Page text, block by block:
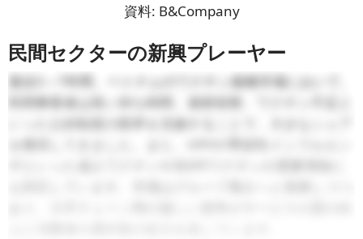
資料: B&Company
民間セクターの新興プレーヤー
過去5～7年間、ベトナムのワクチン接種市場において、
民間事業者は長い待ち時間、過密状態、ワクチン不足と
いった公的制度の限界を克服することで、大きなシェア